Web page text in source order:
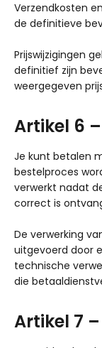
Verzendkosten
de definitieve
Prijswijzigingen
definitief zijn
weergegeven
Artikel 6
Je kunt betalen
bestelproces
verwerkt nadat
correct is
De verwerking
uitgevoerd door
technische
die
Artikel 7